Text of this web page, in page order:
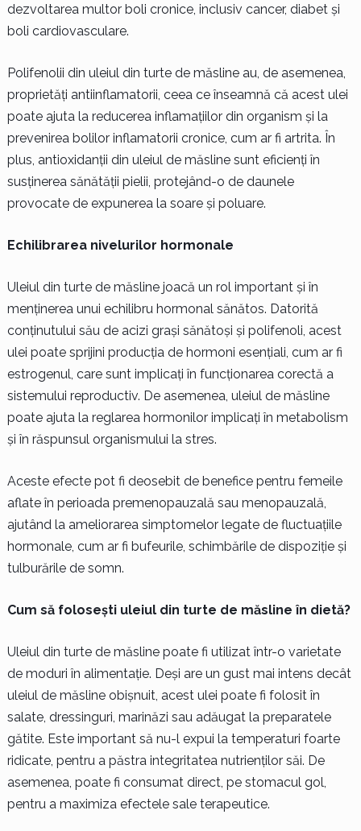
dezvoltarea multor boli cronice, inclusiv cancer, diabet și
boli cardiovasculare.
Polifenolii din uleiul din turte de măsline au, de asemenea,
proprietăți antiinflamatorii, ceea ce înseamnă că acest ulei
poate ajuta la reducerea inflamațiilor din organism și la
prevenirea bolilor inflamatorii cronice, cum ar fi artrita. În
plus, antioxidanții din uleiul de măsline sunt eficienți în
susținerea sănătății pielii, protejând-o de daunele
provocate de expunerea la soare și poluare.
Echilibrarea nivelurilor hormonale
Uleiul din turte de măsline joacă un rol important și în
menținerea unui echilibru hormonal sănătos. Datorită
conținutului său de acizi grași sănătoși și polifenoli, acest
ulei poate sprijini producția de hormoni esențiali, cum ar fi
estrogenul, care sunt implicați în funcționarea corectă a
sistemului reproductiv. De asemenea, uleiul de măsline
poate ajuta la reglarea hormonilor implicați în metabolism
și în răspunsul organismului la stres.
Aceste efecte pot fi deosebit de benefice pentru femeile
aflate în perioada premenopauzală sau menopauzală,
ajutând la ameliorarea simptomelor legate de fluctuațiile
hormonale, cum ar fi bufeurile, schimbările de dispoziție și
tulburările de somn.
Cum să folosești uleiul din turte de măsline în dietă?
Uleiul din turte de măsline poate fi utilizat într-o varietate
de moduri în alimentație. Deși are un gust mai intens decât
uleiul de măsline obișnuit, acest ulei poate fi folosit în
salate, dressinguri, marinăzi sau adăugat la preparatele
gătite. Este important să nu-l expui la temperaturi foarte
ridicate, pentru a păstra integritatea nutrienților săi. De
asemenea, poate fi consumat direct, pe stomacul gol,
pentru a maximiza efectele sale terapeutice.